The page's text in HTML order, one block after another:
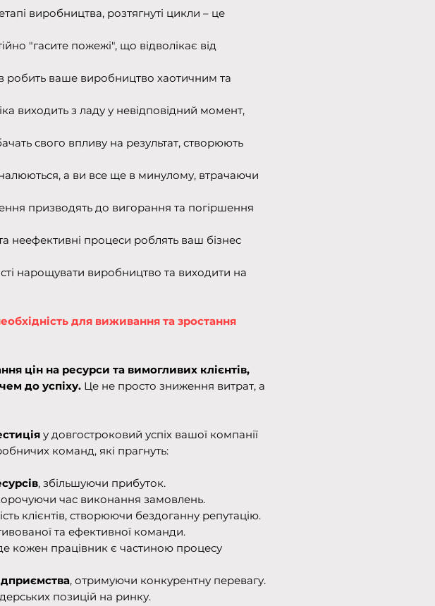
виробництва, розтягнуті цикли – це
"гасите пожежі", що відволікає від
робить ваше виробництво хаотичним та
виходить з ладу у невідповідний момент,
свого впливу на результат, створюють
а ви все ще в минулому, втрачаючи
призводять до вигорання та погіршення
та неефективні процеси роблять ваш бізнес
нарощувати виробництво та виходити на
для виживання та зростання
цін на ресурси та вимогливих клієнтів,
до успіху. Це не просто зниження витрат, а
у довгостроковий успіх вашої компанії
команд, які прагнуть:
, збільшуючи прибуток.
час виконання замовлень.
клієнтів, створюючи бездоганну репутацію.
та ефективної команди.
кожен працівник є частиною процесу
, отримуючи конкурентну перевагу.
позицій на ринку.